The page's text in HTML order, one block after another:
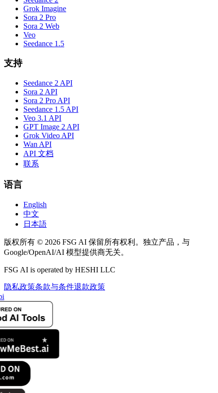
Grok Imagine
Sora 2 Pro
Sora 2 Web
Veo
Seedance 1.5
支持
Seedance 2 API
Sora 2 API
Sora 2 Pro API
Seedance 1.5 API
Veo 3.1 API
GPT Image 2 API
Grok Video API
Wan API
API 文档
联系
语言
English
中文
日本語
版权所有 © 2026 FSG AI 保留所有权利。独立产品，与
Google/OpenAI/AI 模型提供商无关。
FSG AI is operated by HESHI LLC
隐私政策条款与条件退款政策